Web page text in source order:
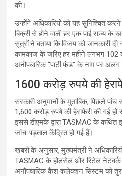
की।
उन्होंने अधिकारियों को यह सुनिश्चित
बिक्री से होने वाली हर एक पाई राज्य
सूत्रों ने बताया कि विजय को जानकारी
कामकाज के जरिए हर महीने लगभग 102
अनौपचारिक “पार्टी फंड” के नाम पर
1600 करोड़ रुपये की
सरकारी अनुमानों के मुताबिक, पिछले
1,600 करोड़ रुपये की हेराफेरी की गई
इससे डीएमके द्वारा TASMAC के
जांच-पड़ताल केंद्रित हो गई हैं।
खबरों के अनुसार, मुख्यमंत्री ने अधिकारियों
TASMAC के होलसेल और रिटेल
अनौपचारिक कैश कलेक्शन सिस्टम को